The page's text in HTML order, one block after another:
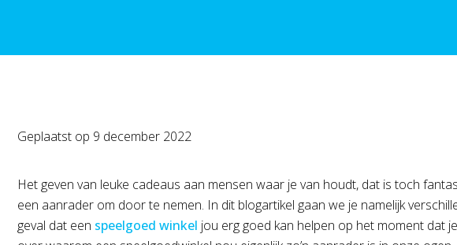
Geplaatst op 9 december 2022
Het geven van leuke cadeaus aan mensen waar je van houdt, dat is toch
een aanrader om door te nemen. In dit blogartikel gaan we je namelijk
geval dat een speelgoed winkel jou erg goed kan helpen op het moment dat